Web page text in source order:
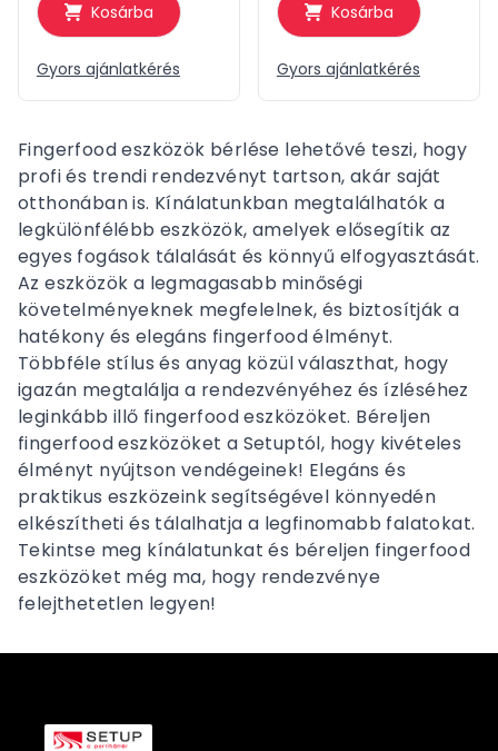
Kosárba
Gyors ajánlatkérés
Kosárba
Gyors ajánlatkérés
Fingerfood eszközök bérlése lehetővé teszi, hogy
profi és trendi rendezvényt tartson, akár saját
otthonában is. Kínálatunkban megtalálhatók a
legkülönfélébb eszközök, amelyek elősegítik az
egyes fogások tálalását és könnyű elfogyasztását.
Az eszközök a legmagasabb minőségi
követelményeknek megfelelnek, és biztosítják a
hatékony és elegáns fingerfood élményt.
Többféle stílus és anyag közül választhat, hogy
igazán megtalálja a rendezvényéhez és ízléséhez
leginkább illő fingerfood eszközöket. Béreljen
fingerfood eszközöket a Setuptól, hogy kivételes
élményt nyújtson vendégeinek! Elegáns és
praktikus eszközeink segítségével könnyedén
elkészítheti és tálalhatja a legfinomabb falatokat.
Tekintse meg kínálatunkat és béreljen fingerfood
eszközöket még ma, hogy rendezvénye
felejthetetlen legyen!